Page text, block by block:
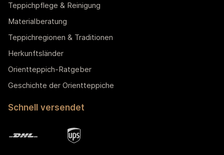
Teppichpflege & Reinigung
Materialberatung
Teppichregionen & Traditionen
Herkunftsländer
Orientteppich-Ratgeber
Geschichte der Orientteppiche
Schnell versendet